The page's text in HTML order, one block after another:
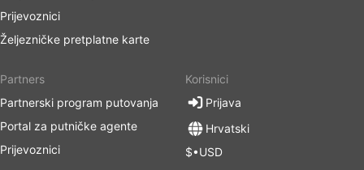
Prijevoznici
Željezničke pretplatne karte
Partners
Partnerski program putovanja
Portal za putničke agente
Prijevoznici
Korisnici
Prijava
Hrvatski
$•USD